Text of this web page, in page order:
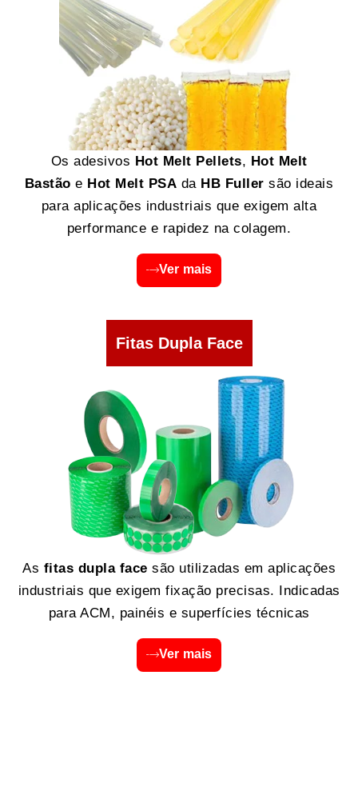
Os adesivos Hot Melt Pellets, Hot Melt
Bastão e Hot Melt PSA da HB Fuller são ideais
para aplicações industriais que exigem alta
performance e rapidez na colagem.
Ver mais
Fitas Dupla Face
As fitas dupla face são utilizadas em aplicações
industriais que exigem fixação precisas. Indicadas
para ACM, painéis e superfícies técnicas
Ver mais